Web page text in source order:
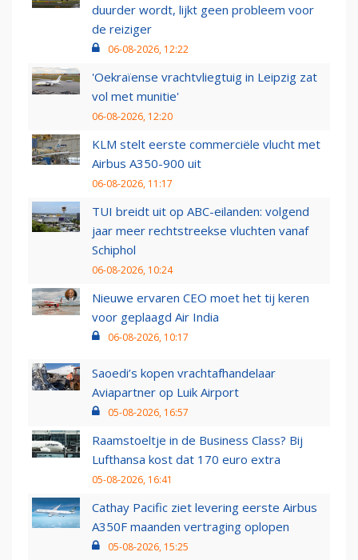
duurder wordt, lijkt geen probleem voor
de reiziger
06-08-2026, 12:22
'Oekraïense vrachtvliegtuig in Leipzig zat
vol met munitie'
06-08-2026, 12:20
KLM stelt eerste commerciële vlucht met
Airbus A350-900 uit
06-08-2026, 11:17
TUI breidt uit op ABC-eilanden: volgend
jaar meer rechtstreekse vluchten vanaf
Schiphol
06-08-2026, 10:24
Nieuwe ervaren CEO moet het tij keren
voor geplaagd Air India
06-08-2026, 10:17
Saoedi’s kopen vrachtafhandelaar
Aviapartner op Luik Airport
05-08-2026, 16:57
Raamstoeltje in de Business Class? Bij
Lufthansa kost dat 170 euro extra
05-08-2026, 16:41
Cathay Pacific ziet levering eerste Airbus
A350F maanden vertraging oplopen
05-08-2026, 15:25